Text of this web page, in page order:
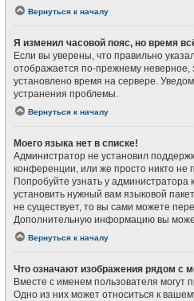
Вернуться к началу
Я изменил часовой пояс, но время
Если вы уверены, что правильно
отображается по-прежнему неверное,
установлено время на сервере.
устранения проблемы.
Вернуться к началу
Моего языка нет в списке!
Администратор не установил
конференции, или же просто никто не
Попробуйте узнать у
установить нужный вам языковой
не существует, то вы сами можете
Дополнительную информацию вы
Вернуться к началу
Что означают изображения рядом с
Вместе с именем пользователя могут
Одно из них может относиться к